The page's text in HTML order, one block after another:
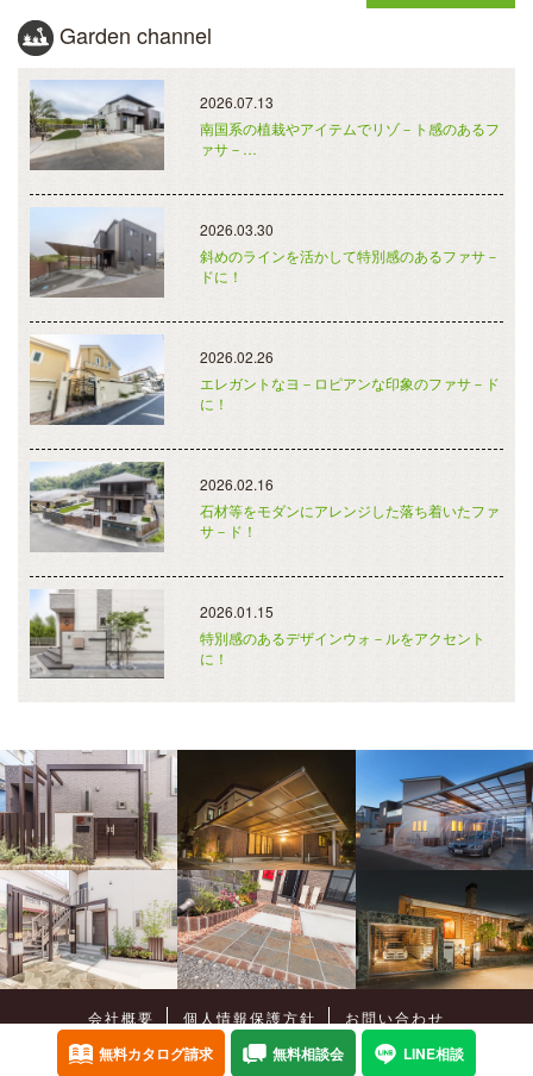
Garden channel
2026.07.13
南国系の植栽やアイテムでリゾ－ト感のあるフ
ァサ－…
2026.03.30
斜めのラインを活かして特別感のあるファサ－
ドに！
2026.02.26
エレガントなヨ－ロピアンな印象のファサ－ド
に！
2026.02.16
石材等をモダンにアレンジした落ち着いたファ
サ－ド！
2026.01.15
特別感のあるデザインウォ－ルをアクセント
に！
会社概要 個人情報保護方針
お問い合わせ
Copyright©癒樹工房All Rights Reserved.
無料カタログ請求 無料相談会 LINE相談